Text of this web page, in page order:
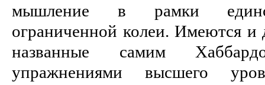
мышление в рамки
ограниченной колеи. Имеются
названные самим
упражнениями высшего